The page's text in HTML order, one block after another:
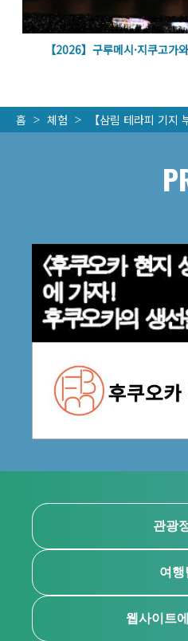
【2026】구루메시·지쿠고가
홈 체험 【삼림 테라피 기지
관광
여행
웹사이트